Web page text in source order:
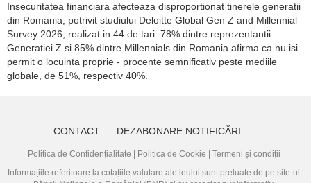
Insecuritatea financiara afecteaza disproportionat tinerele generatii
din Romania, potrivit studiului Deloitte Global Gen Z and Millennial
Survey 2026, realizat in 44 de tari. 78% dintre reprezentantii
Generatiei Z si 85% dintre Millennials din Romania afirma ca nu isi
permit o locuinta proprie - procente semnificativ peste mediile
globale, de 51%, respectiv 40%.
CONTACT DEZABONARE NOTIFICĂRI
Politica de Confidențialitate Politica de Cookie
Termeni și condiții
Informațiile referitoare la cotațiile valutare ale leului sunt preluate de pe site-ul